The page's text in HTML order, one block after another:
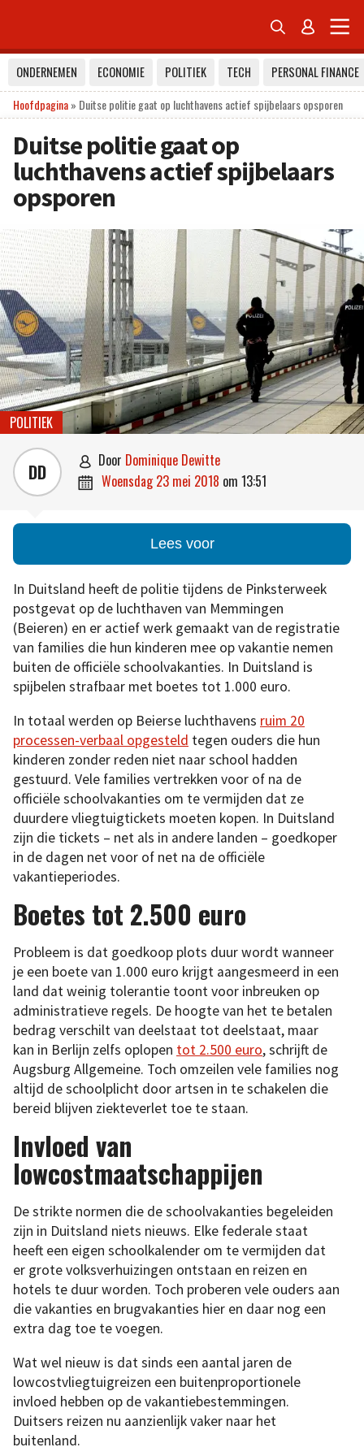
 
ONDERNEMEN ECONOMIE POLITIEK TECH
PERSONAL FINANCE
Hoofdpagina» Duitse politie gaat op luchthavens actief spijbelaars opsporen
Duitse politie gaat op
luchthavens actief spijbelaars
opsporen
POLITIEK
DD  door Dominique Dewitte
 woensdag 23 mei 2018 om 13:51
Lees voor
In Duitsland heeft de politie tijdens de Pinksterweek
postgevat op de luchthaven van Memmingen
(Beieren) en er actief werk gemaakt van de registratie
van families die hun kinderen mee op vakantie nemen
buiten de officiële schoolvakanties. In Duitsland is
spijbelen strafbaar met boetes tot 1.000 euro.
In totaal werden op Beierse luchthavens ruim 20
processen-verbaal opgesteld tegen ouders die hun
kinderen zonder reden niet naar school hadden
gestuurd. Vele families vertrekken voor of na de
officiële schoolvakanties om te vermijden dat ze
duurdere vliegtuigtickets moeten kopen. In Duitsland
zijn die tickets – net als in andere landen – goedkoper
in de dagen net voor of net na de officiële
vakantieperiodes.
Boetes tot 2.500 euro
Probleem is dat goedkoop plots duur wordt wanneer
je een boete van 1.000 euro krijgt aangesmeerd in een
land dat weinig tolerantie toont voor inbreuken op
administratieve regels. De hoogte van het te betalen
bedrag verschilt van deelstaat tot deelstaat, maar
kan in Berlijn zelfs oplopen tot 2.500 euro, schrijft de
Augsburg Allgemeine. Toch omzeilen vele families nog
altijd de schoolplicht door artsen in te schakelen die
bereid blijven ziekteverlet toe te staan.
Invloed van
lowcostmaatschappijen
De strikte normen die de schoolvakanties begeleiden
zijn in Duitsland niets nieuws. Elke federale staat
heeft een eigen schoolkalender om te vermijden dat
er grote volksverhuizingen ontstaan en reizen en
hotels te duur worden. Toch proberen vele ouders aan
die vakanties en brugvakanties hier en daar nog een
extra dag toe te voegen.
Wat wel nieuw is dat sinds een aantal jaren de
lowcostvliegtuigreizen een buitenproportionele
invloed hebben op de vakantiebestemmingen.
Duitsers reizen nu aanzienlijk vaker naar het
buitenland.